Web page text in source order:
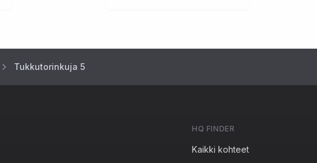
Tukkutorinkuja 5
HQ FINDER
Kaikki kohteet